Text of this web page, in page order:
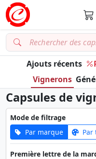
Ajouts récents
Vignerons
Capsules de
Mode de filtrage
Par marque
Par
Première lettre de la